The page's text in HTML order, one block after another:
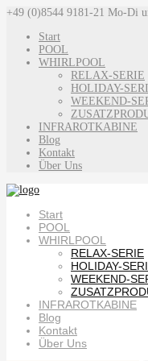
+49 (0)8544 9181-21 Mo-Di
Start
POOL
WHIRLPOOL
RELAX-SERIE
HOLIDAY-
WEEKEND-
INFRAROTKABINE
Blog
Kontakt
Über Uns
Start
POOL
WHIRLPOOL
RELAX-SERIE
HOLIDAY-
WEEKEND-
INFRAROTKABINE
Blog
Kontakt
Über Uns